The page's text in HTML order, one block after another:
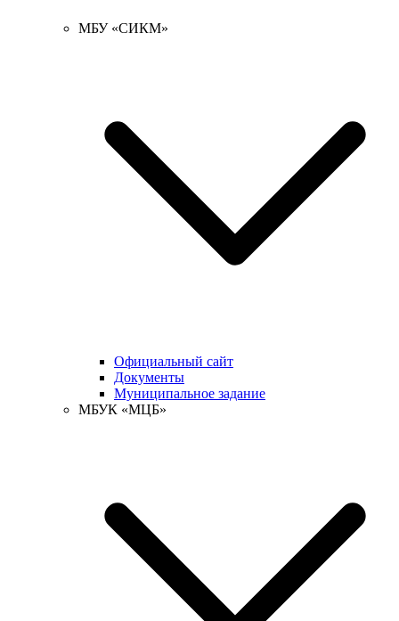
МБУ «СИКМ»
Официальный сайт
Документы
Муниципальное задание
МБУК «МЦБ»